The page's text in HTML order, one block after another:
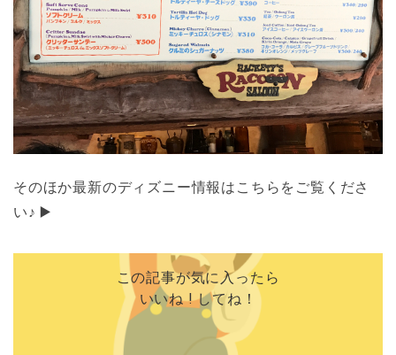
そのほか最新のディズニー情報はこちらをご覧くださ
い♪ ▶️
この記事が気に入ったら
いいね ! してね！